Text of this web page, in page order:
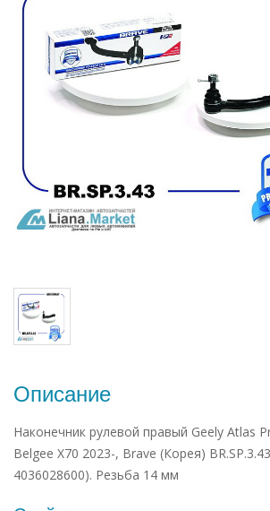
Описание
Наконечник рулевой правый Geely Atlas
Belgee X70 2023-, Brave (Корея)
4036028600). Резьба 14 мм